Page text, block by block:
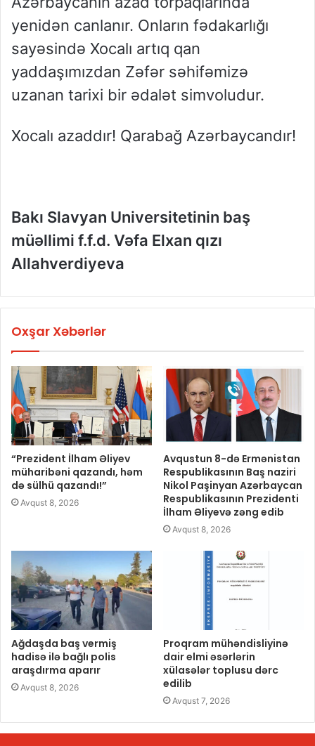
yenidən canlanır. Onların fədakarlığı
sayəsində Xocalı artıq qan
yaddaşımızdan Zəfər səhifəmizə
uzanan tarixi bir ədalət simvoludur.
Xocalı azaddır! Qarabağ Azərbaycandır!
Bakı Slavyan Universitetinin baş
müəllimi f.f.d. Vəfa Elxan qızı
Allahverdiyeva
Oxşar Xəbərlər
“Prezident İlham Əliyev
müharibəni qazandı, həm
də sülhü qazandı!”
Avqust 8, 2026
Avqustun 8-də Ermənistan
Respublikasının Baş naziri
Nikol Paşinyan Azərbaycan
Respublikasının Prezidenti
İlham Əliyevə zəng edib
Avqust 8, 2026
Ağdaşda baş vermiş
hadisə ilə bağlı polis
araşdırma aparır
Avqust 8, 2026
Proqram mühəndisliyinə
dair elmi əsərlərin
xülasələr toplusu dərc
edilib
Avqust 7, 2026